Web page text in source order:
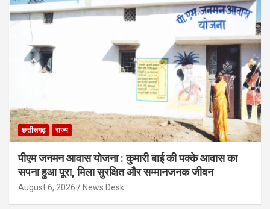
छत्तीसगढ़ राज्य
पीएम जनमन आवास योजना : कुमारी बाई की पक्के आवास का
सपना हुआ पूरा, मिला सुरक्षित और सम्मानजनक जीवन
August 6, 2026 News Desk